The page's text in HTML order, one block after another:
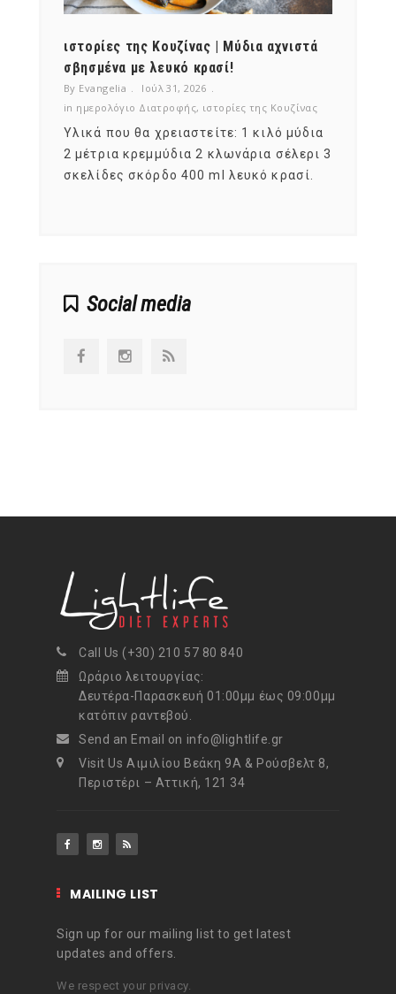
ιστορίες της Κουζίνας | Μύδια αχνιστά
σβησμένα με λευκό κρασί!
By Evangelia
Ιούλ 31, 2026
in ημερολόγιο Διατροφής, ιστορίες της Κουζίνας
Υλικά που θα χρειαστείτε: 1 κιλό μύδια
2 μέτρια κρεμμύδια 2 κλωνάρια σέλερι 3
σκελίδες σκόρδο 400 ml λευκό κρασί.
Social media
Call Us (+30) 210 57 80 840
Ωράριο λειτουργίας:
Δευτέρα-Παρασκευή 01:00μμ έως 09:00μμ
κατόπιν ραντεβού.
Send an Email on info@lightlife.gr
Visit Us Αιμιλίου Βεάκη 9Α & Ρούσβελτ 8,
Περιστέρι – Αττική, 121 34
MAILING LIST
Sign up for our mailing list to get latest
updates and offers.
We respect your privacy.